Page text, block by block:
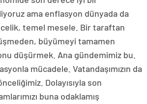
ama enflasyon dünyada da
temel mesele. Bir taraftan
büyümeyi tamamen
düşürmek. Ana gündemimiz bu.
mücadele. Vatandaşımızın da
Dolayısıyla son
buna odaklamış